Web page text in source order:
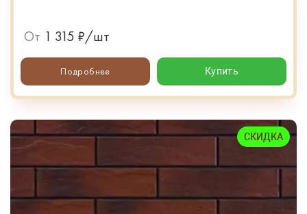
От 1 315 ₽/шт
Подробнее Купить
СКИДКА